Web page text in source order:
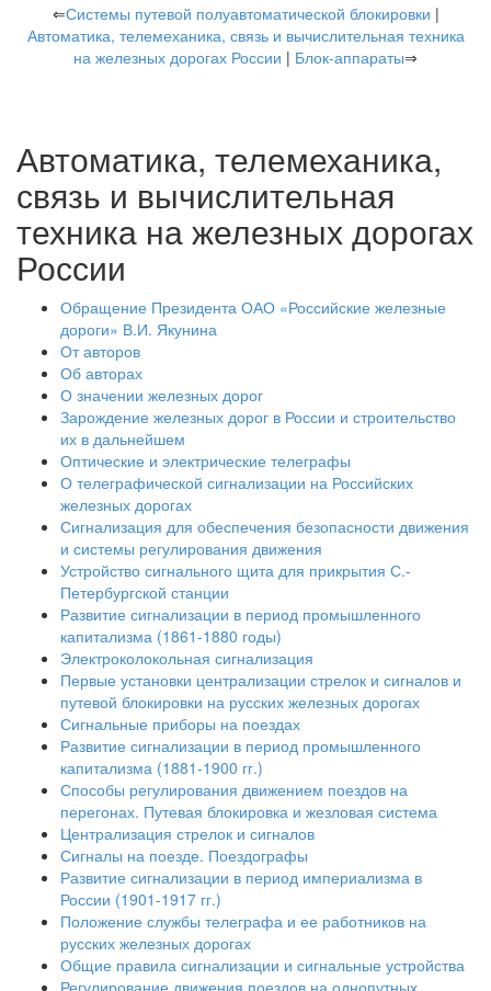
⇐Системы путевой полуавтоматической блокировки |
Автоматика, телемеханика, связь и вычислительная техника
на железных дорогах России | Блок-аппараты⇒
Автоматика, телемеханика,
связь и вычислительная
техника на железных дорогах
России
Обращение Президента ОАО «Российские железные
дороги» В.И. Якунина
От авторов
Об авторах
О значении железных дорог
Зарождение железных дорог в России и строительство
их в дальнейшем
Оптические и электрические телеграфы
О телеграфической сигнализации на Российских
железных дорогах
Сигнализация для обеспечения безопасности движения
и системы регулирования движения
Устройство сигнального щита для прикрытия С.-
Петербургской станции
Развитие сигнализации в период промышленного
капитализма (1861-1880 годы)
Электроколокольная сигнализация
Первые установки централизации стрелок и сигналов и
путевой блокировки на русских железных дорогах
Сигнальные приборы на поездах
Развитие сигнализации в период промышленного
капитализма (1881-1900 гг.)
Способы регулирования движением поездов на
перегонах. Путевая блокировка и жезловая система
Централизация стрелок и сигналов
Сигналы на поезде. Поездографы
Развитие сигнализации в период империализма в
России (1901-1917 гг.)
Положение службы телеграфа и ее работников на
русских железных дорогах
Общие правила сигнализации и сигнальные устройства
Регулирование движения поездов на однопутных